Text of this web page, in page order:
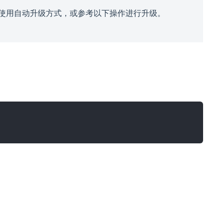
自动升级方式，或参考以下操作进行升级。